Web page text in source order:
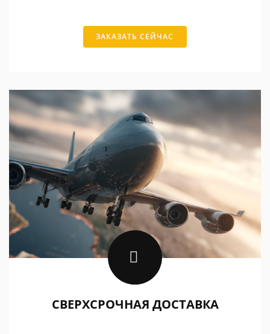
ЗАКАЗАТЬ СЕЙЧАС
СВЕРХСРОЧНАЯ ДОСТАВКА